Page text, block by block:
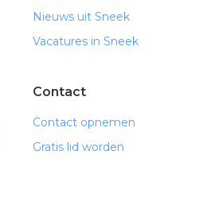
Nieuws uit Sneek
Vacatures in Sneek
Contact
Contact opnemen
Gratis lid worden